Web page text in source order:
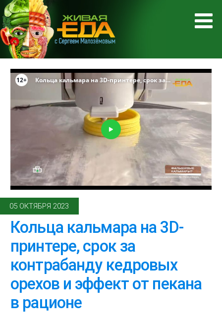
05 ОКТЯБРЯ 2023
Кольца кальмара на 3D-
принтере, срок за
контрабанду кедровых
орехов и эффект от пекана
в рационе